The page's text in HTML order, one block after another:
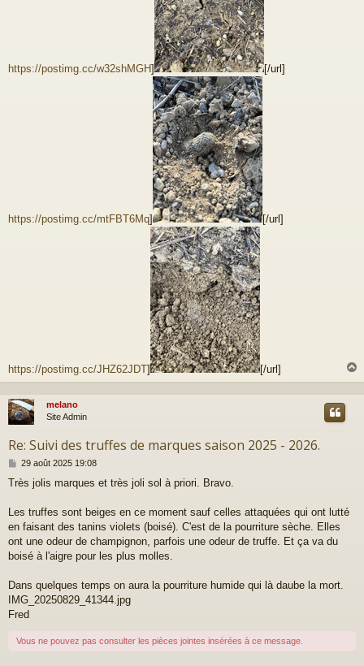
https://postimg.cc/w32shMGH] [/url]
https://postimg.cc/mtFBT6Mq] [/url]
https://postimg.cc/JHZ62JDT] [/url]
a
melano
Site Admin
Re: Suivi des truffes de marques saison 2025 - 2026.
M
s
a
g
29 août 2025 19:08
Très jolis marques et très joli sol à priori. Bravo.
Les truffes sont beiges en ce moment sauf celles attaquées qui ont lutté
en faisant des tanins violets (boisé). C'est de la pourriture sèche. Elles
ont une odeur de champignon, parfois une odeur de truffe. Et ça va du
boisé à l'aigre pour les plus molles.
Dans quelques temps on aura la pourriture humide qui là daube la mort.
IMG_20250829_41344.jpg
Fred
Vous ne pouvez pas consulter les pièces jointes insérées à ce message.